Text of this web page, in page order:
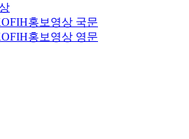
홍보영상 국문
홍보영상 영문